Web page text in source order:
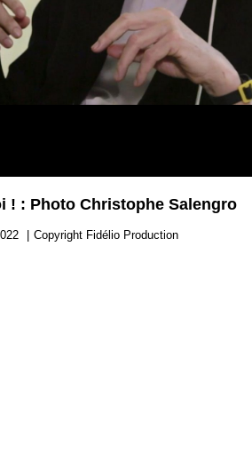
! : Photo Christophe Salengro
Copyright Fidélio Production